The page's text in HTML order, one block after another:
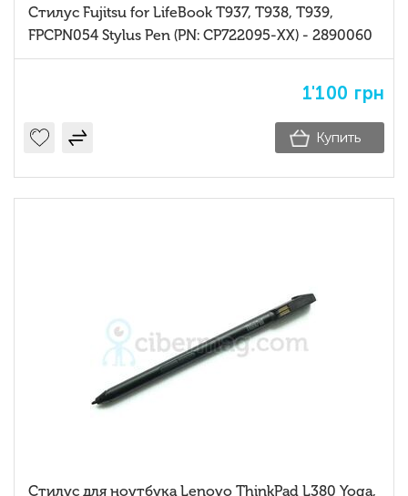
Стилус Fujitsu for LifeBook T937, T938, T939,
FPCPN054 Stylus Pen (PN: CP722095-XX) - 2890060
1'100 грн
Купить
Стилус для ноутбука Lenovo ThinkPad L380 Yoga,